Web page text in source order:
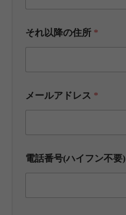
それ以降の住所 *
メールアドレス *
電話番号(ハイフン不要)